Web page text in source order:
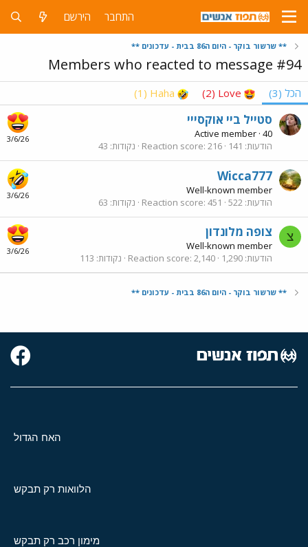
התחבר הירשם
** שרשור בוקר - היום ה86 בבית - עדכונים **
Members who reacted to message #94
הכל (3)
Love
(2)
Haha
(1)
3/6/26
סטייל ביי אוקסייי
Active member · 40
הודעות 141
Reaction score 216 נקודות 43
3/6/26
Wicca777
Well-known member
הודעות 522
Reaction score 451 נקודות 63
צ
3/6/26
צופה מלונדון
Well-known member
הודעות 1,290
Reaction score 2,140 נקודות 113
** שרשור בוקר - היום ה86 בבית - עדכונים **
האח הגדול
הלוואות רק תבקש
מימון רכב רק תבקש